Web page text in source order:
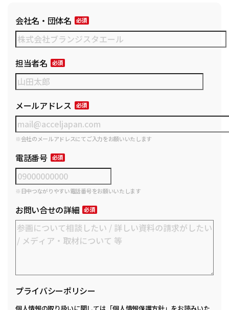
会社名・団体名
担当者名
メールアドレス
※会社のメールアドレスにてご入力をお願いいたします
電話番号
※日中つながりやすい電話番号をお願いいたします
お問い合せの詳細
プライバシーポリシー